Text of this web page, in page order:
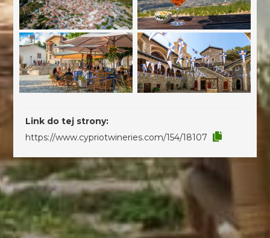
Link do tej strony:
https://www.cypriotwineries.com/154/18107